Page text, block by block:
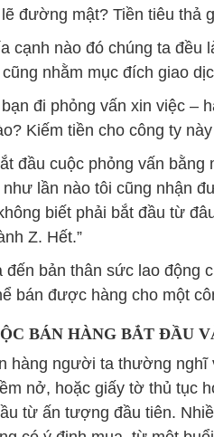
đường mật? Tiền tiêu thả
cạnh nào đó chúng ta đều
nhằm mục đích giao
đi phỏng vấn xin việc –
Kiếm tiền cho công ty
đầu cuộc phỏng vấn bằng
như lần nào tôi cũng nhận
biết phải bắt đầu từ
Z. Hết.”
đến bản thân sức lao động
bán được hàng cho một
BÁN HÀNG BẮT ĐẦU
hàng người ta thường
nở, hoặc giấy tờ thủ tục
từ ấn tượng đầu tiên.